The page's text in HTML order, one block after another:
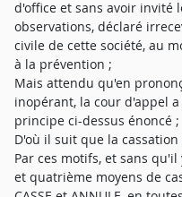
d'office et sans avoir invité
observations, déclaré
civile de cette société, au
à la prévention ;
Mais attendu qu'en
inopérant, la cour d'appel
principe ci-dessus énoncé ;
D'où il suit que la
Par ces motifs, et sans
et quatrième moyens de